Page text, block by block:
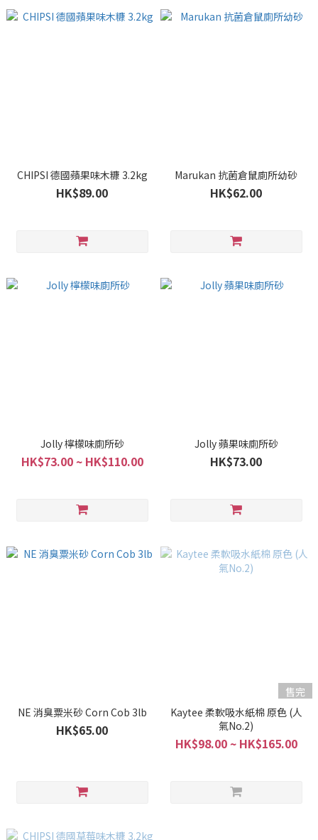
CHIPSI 德國蘋果味木糠 3.2kg
HK$89.00
Marukan 抗菌倉鼠廁所幼砂
HK$62.00
Jolly 檸檬味廁所砂
HK$73.00 ~ HK$110.00
Jolly 蘋果味廁所砂
HK$73.00
NE 消臭粟米砂 Corn Cob 3lb
HK$65.00
售完
Kaytee 柔軟吸水紙棉 原色 (人
氣No.2)
HK$98.00 ~ HK$165.00